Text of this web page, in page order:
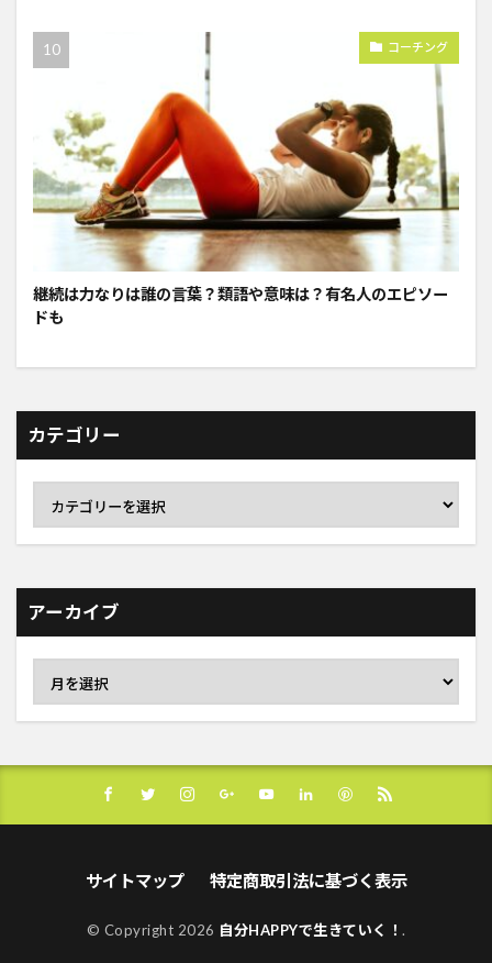
コーチング
継続は力なりは誰の言葉？類語や意味は？有名人のエピソー
ドも
カテゴリー
アーカイブ
サイトマップ 特定商取引法に基づく表示
© Copyright 2026 自分HAPPYで生きていく！ .